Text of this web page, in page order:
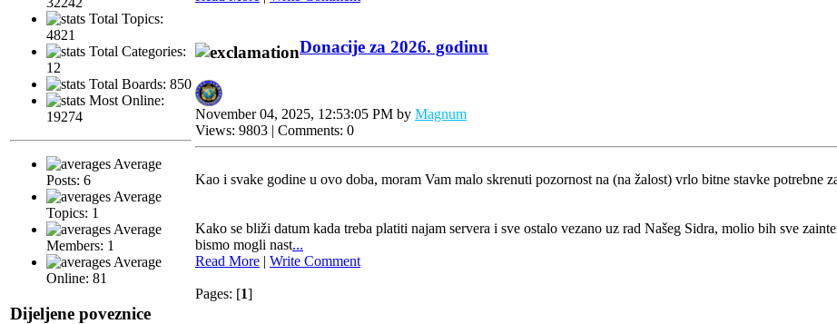
Total Topics:
4821
Total Categories:
12
Total Boards: 850
Most Online:
19274
Average
Posts: 6
Average
Topics: 1
Average
Members: 1
Average
Online: 81
Dijeljene poveznice
Donacije za 2026. godinu
November 04, 2025, 12:53:05 PM by Magnum
Views: 9803 | Comments: 0
Kao i svake godine u ovo doba, moram Vam malo skrenuti pozornost na (na žalost) vrlo bitne stavke potrebne
Kako se bliži datum kada treba platiti najam servera i sve ostalo vezano uz rad Našeg Sidra, molio bih sve
bismo mogli nast...
Read More | Write Comment
Pages: [1]